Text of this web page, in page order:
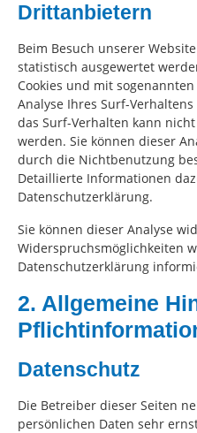
Drittanbietern
Beim Besuch unserer
statistisch ausgewertet
Cookies und mit
Analyse Ihres Surf-
das Surf-Verhalten kann
werden. Sie können dieser
durch die Nichtbenutzung
Detaillierte Informationen
Datenschutzerklärung.
Sie können dieser Analyse
Widerspruchsmöglichkeiten
Datenschutzerklärung
2. Allgemeine
Datenschutz
Die Betreiber dieser Seiten
persönlichen Daten sehr